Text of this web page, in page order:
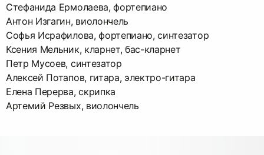
Стефанида Ермолаева, фортепиано
Антон Изгагин, виолончель
Софья Исрафилова, фортепиано, синтезатор
Ксения Мельник, кларнет, бас-кларнет
Петр Мусоев, синтезатор
Алексей Потапов, гитара, электро-гитара
Елена Перерва, скрипка
Артемий Резвых, виолончель